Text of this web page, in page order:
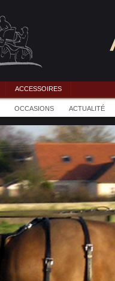
ACCESSOIRES
OCCASIONS ACTUALITÉ